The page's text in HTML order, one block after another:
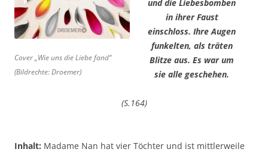
Cover „Wie uns die Liebe fand“
(Bildrechte: Droemer)
und die Liebesbomben
in ihrer Faust
einschloss. Ihre Augen
funkelten, als träten
Blitze aus. Es war um
sie alle geschehen.
(S.164)
Inhalt: Madame Nan hat vier Töchter und ist mittlerweile